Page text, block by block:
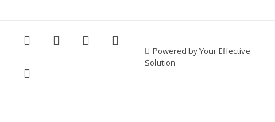
Powered by Your Effective
Solution